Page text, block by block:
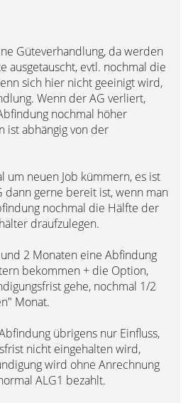
Güteverhandlung, da werden
ausgetauscht, evtl. nochmal die
sich hier nicht geeinigt wird,
Wenn der AG verliert,
nochmal höher
ist abhängig von der
um neuen Job kümmern, es ist
dann gerne bereit ist, wenn man
nochmal die Hälfte der
draufzulegen.
2 Monaten eine Abfindung
bekommen + die Option,
gehe, nochmal 1/2
Monat.
übrigens nur Einfluss,
nicht eingehalten wird,
wird ohne Anrechnung
ALG1 bezahlt.